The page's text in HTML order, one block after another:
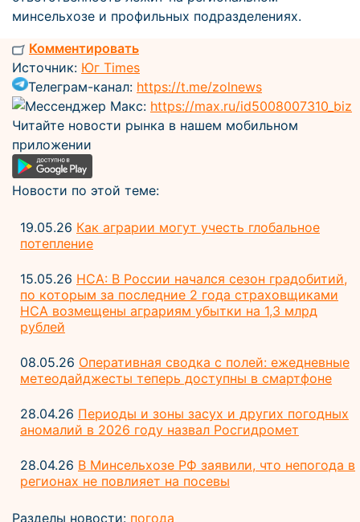
минсельхозе и профильных подразделениях.
Комментировать
Источник: Юг Times
Телеграм-канал: https://t.me/zolnews
Мессенджер Макс: https://max.ru/id5008007310_biz
Читайте новости рынка в нашем мобильном
приложении
Новости по этой теме:
19.05.26 Как аграрии могут учесть глобальное
потепление
15.05.26 НСА: В России начался сезон градобитий,
по которым за последние 2 года страховщиками
НСА возмещены аграриям убытки на 1,3 млрд
рублей
08.05.26 Оперативная сводка с полей: ежедневные
метеодайджесты теперь доступны в смартфоне
28.04.26 Периоды и зоны засух и других погодных
аномалий в 2026 году назвал Росгидромет
28.04.26 В Минсельхозе РФ заявили, что непогода в
регионах не повлияет на посевы
Разделы новости: погода